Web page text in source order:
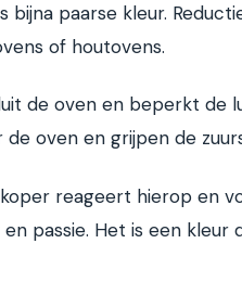
bijna paarse kleur.
of houtovens.
de oven en beperkt de
de oven en grijpen de
reageert hierop en
en passie. Het is een